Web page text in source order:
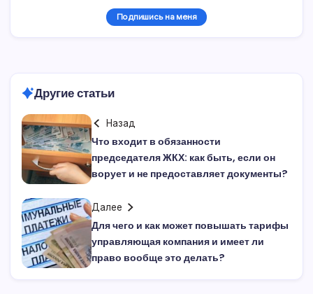
Подпишись на меня
Другие статьи
Назад
Что входит в обязанности
председателя ЖКХ: как быть, если он
ворует и не предоставляет документы?
Далее
Для чего и как может повышать тарифы
управляющая компания и имеет ли
право вообще это делать?